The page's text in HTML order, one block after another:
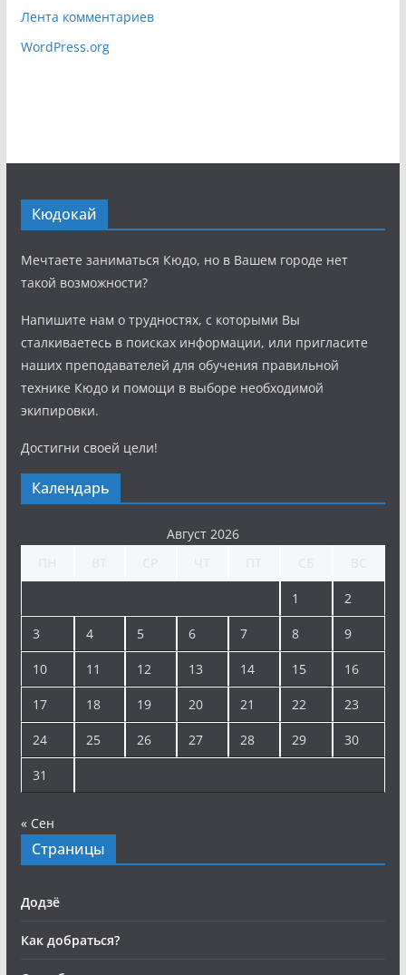
Лента комментариев
WordPress.org
Кюдокай
Мечтаете заниматься Кюдо, но в Вашем городе нет
такой возможности?
Напишите нам о трудностях, с которыми Вы
сталкиваетесь в поисках информации, или пригласите
наших преподавателей для обучения правильной
технике Кюдо и помощи в выборе необходимой
экипировки.
Достигни своей цели!
Календарь
Август 2026
1 2
3 4 5 6 7 8 9
10 11 12 13 14 15 16
17 18 19 20 21 22 23
24 25 26 27 28 29 30
31
« Сен
Страницы
Додзё
Как добраться?